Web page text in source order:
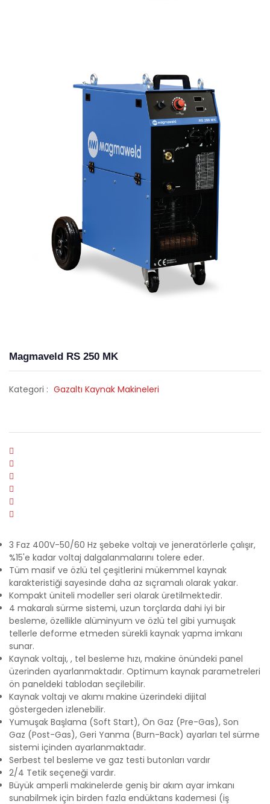
Magmaveld RS 250 MK
Kategori : Gazaltı Kaynak Makineleri
3 Faz 400V-50/60 Hz şebeke voltajı ve jeneratörlerle çalışır,
%15'e kadar voltaj dalgalanmalarını tolere eder.
Tüm masif ve özlü tel çeşitlerini mükemmel kaynak
karakteristiği sayesinde daha az sıçramalı olarak yakar.
Kompakt üniteli modeller seri olarak üretilmektedir.
4 makaralı sürme sistemi, uzun torçlarda dahi iyi bir
besleme, özellikle alüminyum ve özlü tel gibi yumuşak
tellerle deforme etmeden sürekli kaynak yapma imkanı
sunar.
Kaynak voltajı, , tel besleme hızı, makine önündeki panel
üzerinden ayarlanmaktadır. Optimum kaynak parametreleri
ön paneldeki tablodan seçilebilir.
Kaynak voltajı ve akımı makine üzerindeki dijital
göstergeden izlenebilir.
Yumuşak Başlama (Soft Start), Ön Gaz (Pre-Gas), Son
Gaz (Post-Gas), Geri Yanma (Burn-Back) ayarları tel sürme
sistemi içinden ayarlanmaktadır.
Serbest tel besleme ve gaz testi butonları vardır
2/4 Tetik seçeneği vardır.
Büyük amperli makinelerde geniş bir akım ayar imkanı
sunabilmek için birden fazla endüktans kademesi (iş